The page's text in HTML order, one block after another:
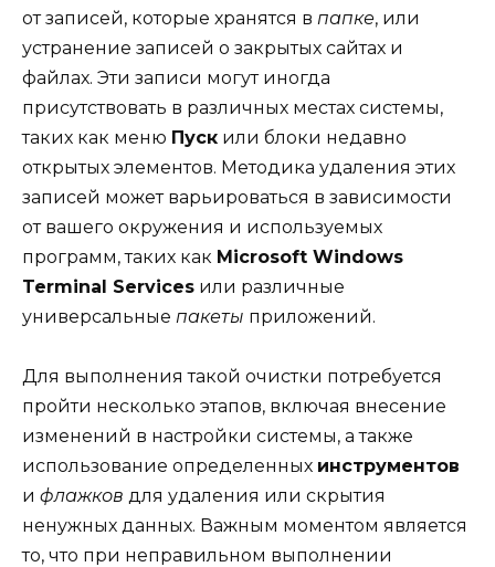
от записей, которые хранятся в папке, или
устранение записей о закрытых сайтах и
файлах. Эти записи могут иногда
присутствовать в различных местах системы,
таких как меню Пуск или блоки недавно
открытых элементов. Методика удаления этих
записей может варьироваться в зависимости
от вашего окружения и используемых
программ, таких как Microsoft Windows
Terminal Services или различные
универсальные пакеты приложений.
Для выполнения такой очистки потребуется
пройти несколько этапов, включая внесение
изменений в настройки системы, а также
использование определенных инструментов
и флажков для удаления или скрытия
ненужных данных. Важным моментом является
то, что при неправильном выполнении